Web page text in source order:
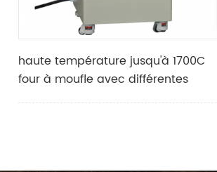
haute température jusqu'à 1700C
four à moufle avec différentes